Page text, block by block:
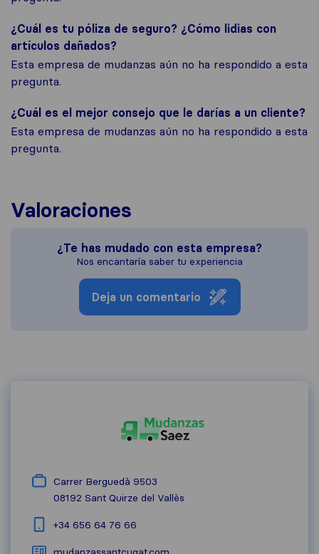
¿Cuál es tu póliza de seguro? ¿Cómo lidias con
artículos dañados?
Esta empresa de mudanzas aún no ha respondido a esta
pregunta.
¿Cuál es el mejor consejo que le darías a un cliente?
Esta empresa de mudanzas aún no ha respondido a esta
pregunta.
Valoraciones
¿Te has mudado con esta empresa?
Nos encantaría saber tu experiencia
Deja un comentario
Carrer Berguedà 9503
08192 Sant Quirze del Vallès
+34 656 64 76 66